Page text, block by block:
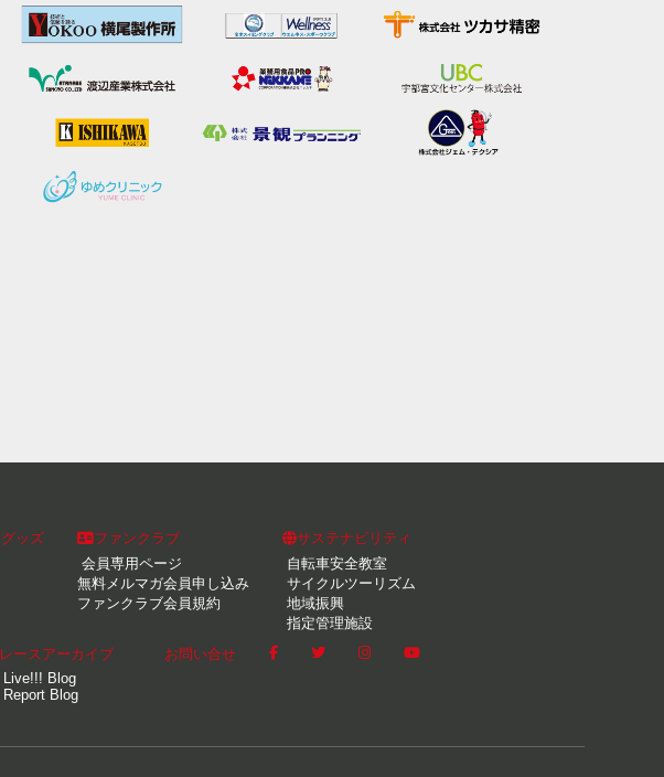
グッズ
ファンクラブ
会員専用ページ
無料メルマガ会員申し込み
ファンクラブ会員規約
サステナビリティ
自転車安全教室
サイクルツーリズム
地域振興
指定管理施設
レースアーカイブ
Live!!! Blog
Report Blog
お問い合せ